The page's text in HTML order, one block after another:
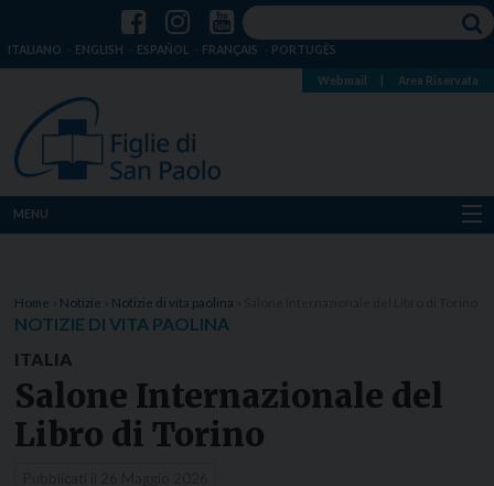
ITALIANO ENGLISH ESPAÑOL FRANÇAIS PORTUGÊS
Webmail Area Riservata
MENU
Dove siamo
Notizie
Risorse
Home Notizie Notizie di vita paolina
NOTIZIE DI VITA PAOLINA
ITALIA
Salone Internazionale del
Libro di Torino